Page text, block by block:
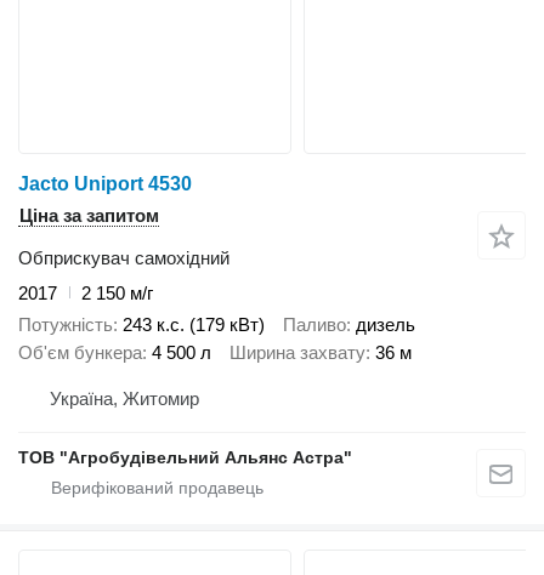
Jacto Uniport 4530
Ціна за запитом
Обприскувач самохідний
2017
2 150 м/г
Потужність 243 к.с. (179 кВт) Паливо дизель
Об'єм бункера 4 500 л Ширина захвату 36 м
Україна, Житомир
ТОВ "Агробудівельний Альянс Астра"